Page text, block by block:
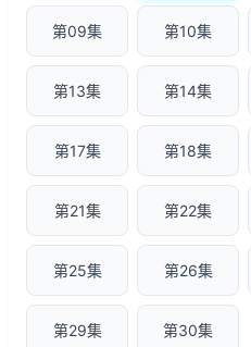
第09集 第10集
第13集 第14集
第17集 第18集
第21集 第22集
第25集 第26集
第29集 第30集